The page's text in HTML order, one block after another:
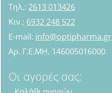
Τηλ.: 2613 013426
Κιν.: 6932 248 522
E-mail: info@optipharma.gr
Αρ. Γ.Ε.ΜΗ. 146005016000
Οι αγορές σας: